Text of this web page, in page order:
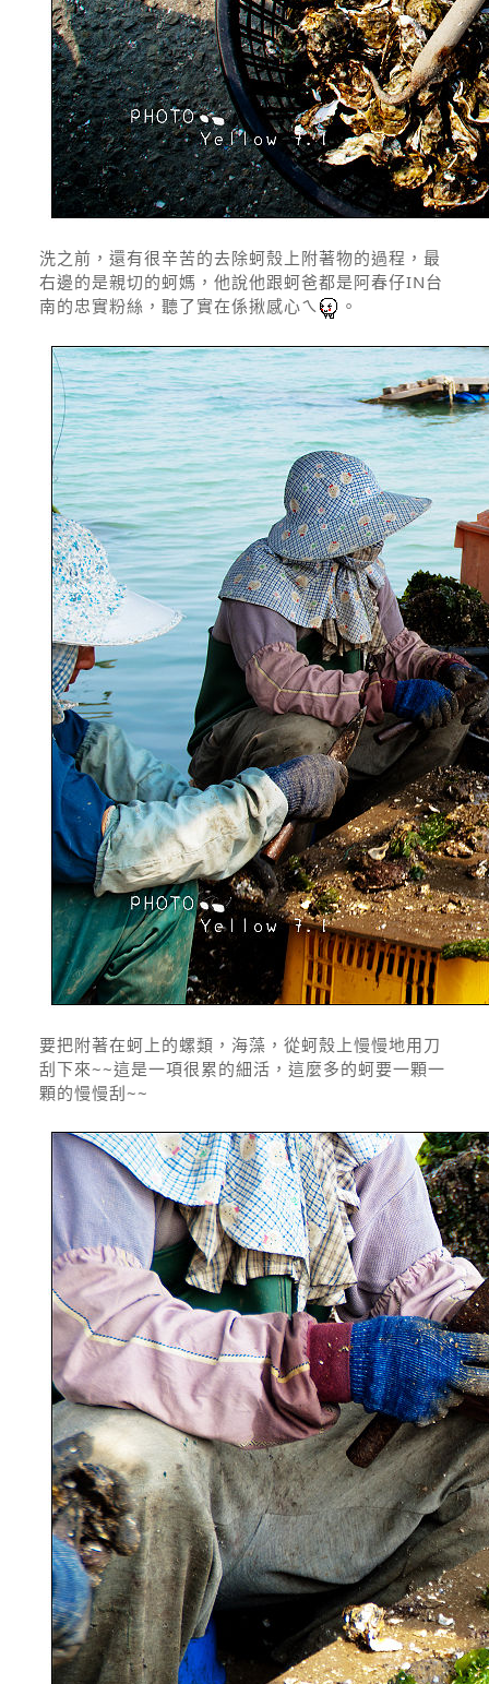
洗之前，還有很辛苦的去除蚵殼上附著物的過程，最
右邊的是親切的蚵媽，他說他跟蚵爸都是阿春仔IN台
南的忠實粉絲，聽了實在係揪感心ㄟ
。
要把附著在蚵上的螺類，海藻，從蚵殼上慢慢地用刀
刮下來~~這是一項很累的細活，這麼多的蚵要一顆一
顆的慢慢刮~~